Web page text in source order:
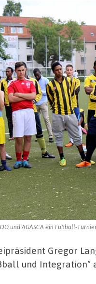
und AGASCA ein Fußball-
Gregor
und